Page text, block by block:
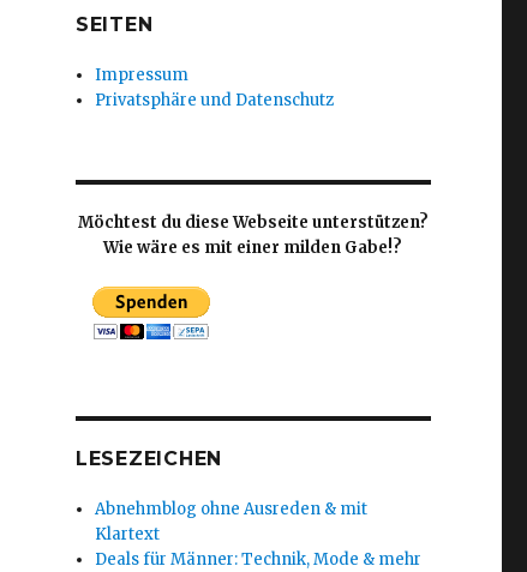
SEITEN
Impressum
Privatsphäre und Datenschutz
Möchtest du diese Webseite unterstützen?
Wie wäre es mit einer milden Gabe!?
LESEZEICHEN
Abnehmblog ohne Ausreden & mit
Klartext
Deals für Männer: Technik, Mode & mehr